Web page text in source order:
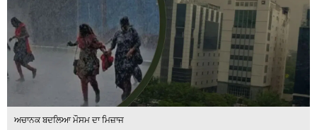
ਅਚਾਨਕ ਬਦਲਿਆ ਮੌਸਮ ਦਾ ਮਿਜ਼ਾਜ